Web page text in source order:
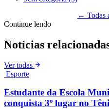
← Todas
Continue lendo
Notícias
Ver todas
Esporte
Estudante da Escola
conquista 3º lugar no